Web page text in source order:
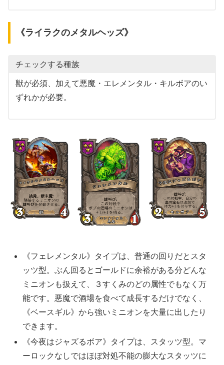
《ライラクのメタルヘッズ》
チェックする種族
獣が必須、加えて悪魔・エレメンタル・キルボアのい
ずれかが必要。
《フェレメンタル》タイプは、普通の回りだとスタ
ッツ型。ぶん回るとゴールドに余裕がある分どんな
ミニオンも扱えて、３すくみのどの属性でもなく万
能です。悪魔で酒場を食べて成長するだけでなく、
《ベースギル》から強いミニオンを大量に出したり
できます。
《今夜はジャズるボア》タイプは、スタッツ型。マ
ーロックなしではほぼ対処不能の膨大なスタッツに